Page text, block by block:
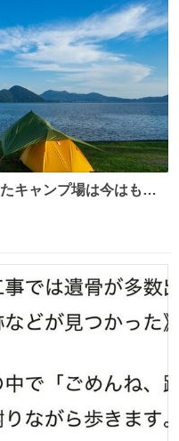
キャンプ場は今はもう